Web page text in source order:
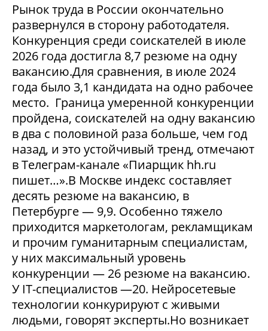
Рынок труда в России окончательно
развернулся в сторону работодателя.
Конкуренция среди соискателей в июле
2026 года достигла 8,7 резюме на одну
вакансию.Для сравнения, в июле 2024
года было 3,1 кандидата на одно рабочее
место. Граница умеренной конкуренции
пройдена, соискателей на одну вакансию
в два с половиной раза больше, чем год
назад, и это устойчивый тренд, отмечают
в Телеграм-канале «Пиарщик hh.ru
пишет…».В Москве индекс составляет
десять резюме на вакансию, в
Петербурге — 9,9. Особенно тяжело
приходится маркетологам, рекламщикам
и прочим гуманитарным специалистам,
у них максимальный уровень
конкуренции — 26 резюме на вакансию.
У IT-специалистов —20. Нейросетевые
технологии конкурируют с живыми
людьми, говорят эксперты.Но возникает